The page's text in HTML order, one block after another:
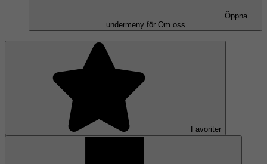
Öppna
undermeny för Om oss
Favoriter